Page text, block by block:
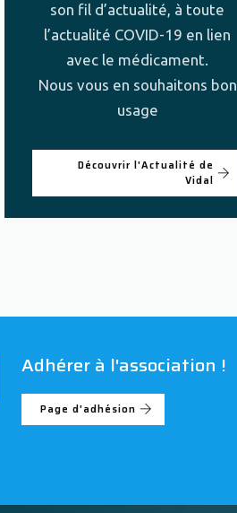
son fil d’actualité, à toute
l’actualité COVID-19 en lien
avec le médicament.
Nous vous en souhaitons bon
usage
Découvrir l'Actualité de
Vidal
Adhérer à l'association !
Page d'adhésion